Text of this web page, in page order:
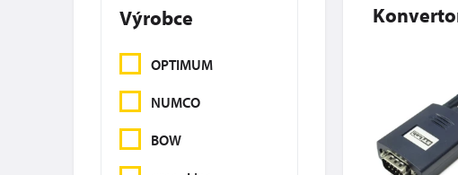
Výrobce
OPTIMUM
NUMCO
BOW